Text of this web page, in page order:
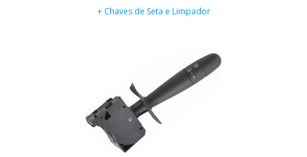
+ Chaves de Seta e Limpador